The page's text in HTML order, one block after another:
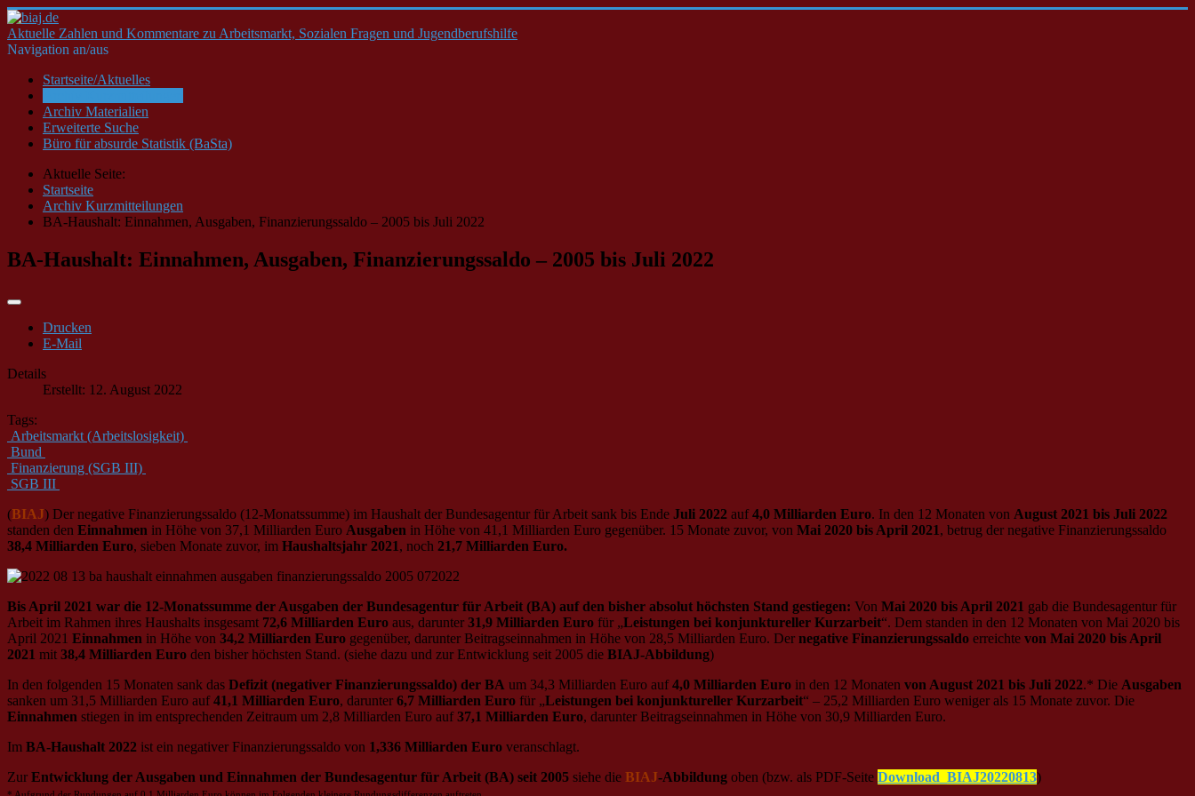
Aktuelle Zahlen und Kommentare zu Arbeitsmarkt, Sozialen Fragen und Jugendberufshilfe
Navigation an/aus
Startseite/Aktuelles
Archiv Materialien
Erweiterte Suche
Büro für absurde Statistik (BaSta)
Aktuelle Seite:
Startseite
Archiv Kurzmitteilungen
BA-Haushalt: Einnahmen, Ausgaben, Finanzierungssaldo – 2005 bis Juli 2022
BA-Haushalt: Einnahmen, Ausgaben, Finanzierungssaldo – 2005 bis Juli 2022
Drucken
E-Mail
Details
Erstellt: 12. August 2022
Tags:
Arbeitsmarkt (Arbeitslosigkeit)
Bund
Finanzierung (SGB III)
SGB III
(BIAJ) Der negative Finanzierungssaldo (12-Monatssumme) im Haushalt der Bundesagentur für Arbeit sank bis Ende Juli 2022 auf4,0 Milliarden Euro. In den 12 Monaten von August 2021 bis Juli 2022
standen den Einnahmen in Höhe von 37,1 Milliarden Euro Ausgaben in Höhe von 41,1 Milliarden Euro gegenüber. 15 Monate zuvor, von Mai 2020 bis April 2021, betrug der negative Finanzierungssaldo
38,4 Milliarden Euro, sieben Monate zuvor, im Haushaltsjahr 2021, noch 21,7 Milliarden Euro.
Bis April 2021 war die 12-Monatssumme der Ausgaben der Bundesagentur für Arbeit (BA) auf den bisher absolut höchsten Stand gestiegen: Von Mai 2020 bis April 2021 gab die Bundesagentur für
Arbeit im Rahmen ihres Haushalts insgesamt 72,6 Milliarden Euro aus, darunter 31,9 Milliarden Euro für „Leistungen bei konjunktureller Kurzarbeit“. Dem standen in den 12 Monaten von Mai 2020 bis
April 2021 Einnahmen in Höhe von 34,2 Milliarden Euro gegenüber, darunter Beitragseinnahmen in Höhe von 28,5 Milliarden Euro. Der negative Finanzierungssaldo erreichte von Mai 2020 bis April
2021 mit 38,4 Milliarden Euro den bisher höchsten Stand. (siehe dazu und zur Entwicklung seit 2005 die BIAJ-Abbildung)
In den folgenden 15 Monaten sank das Defizit (negativer Finanzierungssaldo) der BA um 34,3 Milliarden Euro auf4,0 Milliarden Euro in den 12 Monaten von August 2021 bis Juli 2022.* Die Ausgaben
sanken um 31,5 Milliarden Euro auf41,1 Milliarden Euro, darunter 6,7 Milliarden Euro für „Leistungen bei konjunktureller Kurzarbeit“ – 25,2 Milliarden Euro weniger als 15 Monate zuvor. Die
Einnahmen stiegen in im entsprechenden Zeitraum um 2,8 Milliarden Euro auf37,1 Milliarden Euro, darunter Beitragseinnahmen in Höhe von 30,9 Milliarden Euro.
Im BA-Haushalt 2022 ist ein negativer Finanzierungssaldo von 1,336 Milliarden Euro veranschlagt.
Zur Entwicklung der Ausgaben und Einnahmen der Bundesagentur für Arbeit (BA) seit 2005 siehe die BIAJ-Abbildung oben (bzw. als PDF-Seite Download_BIAJ20220813)